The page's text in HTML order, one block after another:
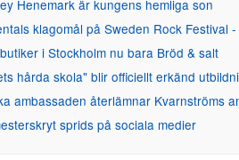
Henemark är kungens hemliga son
klagomål på Sweden Rock Festival
i Stockholm nu bara Bröd & salt
hårda skola" blir officiellt erkänd
ambassaden återlämnar Kvarnströms
sprids på sociala medier